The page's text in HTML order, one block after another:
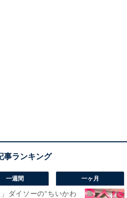
一週間 一ヶ月
ダイソーの“ちいかわ